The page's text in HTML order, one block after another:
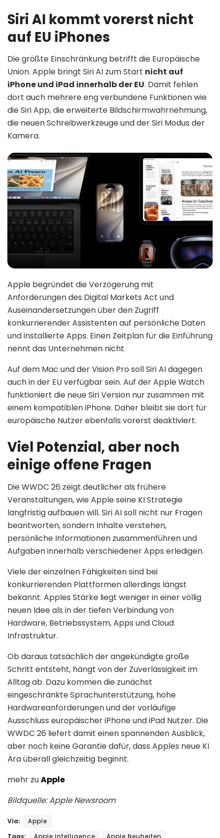
Siri AI kommt vorerst nicht
auf EU iPhones
Die größte Einschränkung betrifft die Europäische
Union. Apple bringt Siri AI zum Start nicht auf
iPhone und iPad innerhalb der EU. Damit fehlen
dort auch mehrere eng verbundene Funktionen wie
die Siri App, die erweiterte Bildschirmwahrnehmung,
die neuen Schreibwerkzeuge und der Siri Modus der
Kamera.
Apple begründet die Verzögerung mit
Anforderungen des Digital Markets Act und
Auseinandersetzungen über den Zugriff
konkurrierender Assistenten auf persönliche Daten
und installierte Apps. Einen Zeitplan für die Einführung
nennt das Unternehmen nicht.
Auf dem Mac und der Vision Pro soll Siri AI dagegen
auch in der EU verfügbar sein. Auf der Apple Watch
funktioniert die neue Siri Version nur zusammen mit
einem kompatiblen iPhone. Daher bleibt sie dort für
europäische Nutzer ebenfalls vorerst deaktiviert.
Viel Potenzial, aber noch
einige offene Fragen
Die WWDC 26 zeigt deutlicher als frühere
Veranstaltungen, wie Apple seine KI Strategie
langfristig aufbauen will. Siri AI soll nicht nur Fragen
beantworten, sondern Inhalte verstehen,
persönliche Informationen zusammenführen und
Aufgaben innerhalb verschiedener Apps erledigen.
Viele der einzelnen Fähigkeiten sind bei
konkurrierenden Plattformen allerdings längst
bekannt. Apples Stärke liegt weniger in einer völlig
neuen Idee als in der tiefen Verbindung von
Hardware, Betriebssystem, Apps und Cloud
Infrastruktur.
Ob daraus tatsächlich der angekündigte große
Schritt entsteht, hängt von der Zuverlässigkeit im
Alltag ab. Dazu kommen die zunächst
eingeschränkte Sprachunterstützung, hohe
Hardwareanforderungen und der vorläufige
Ausschluss europäischer iPhone und iPad Nutzer. Die
WWDC 26 liefert damit einen spannenden Ausblick,
aber noch keine Garantie dafür, dass Apples neue KI
Ära überall gleichzeitig beginnt.
mehr zuApple
Bildquelle: Apple Newsroom
Via:
Apple
Tags:
Apple Intelligence Apple Neuheiten